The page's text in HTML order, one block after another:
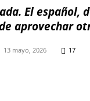
El español,
aprovechar
13 mayo, 2026 17